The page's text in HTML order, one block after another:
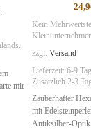
mit
Kein
zzgl. Versand
Lieferzeit: 6-9
Zusätzlich 2-3
Zauberhafter
mit
Antiksilber-Optik